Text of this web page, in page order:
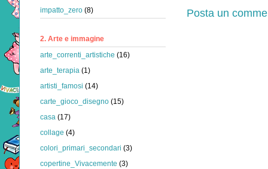
Posta un
impatto_zero (8)
2. Arte e immagine
arte_correnti_artistiche (16)
arte_terapia (1)
artisti_famosi (14)
carte_gioco_disegno (15)
casa (17)
collage (4)
colori_primari_secondari (3)
copertine_Vivacemente (3)